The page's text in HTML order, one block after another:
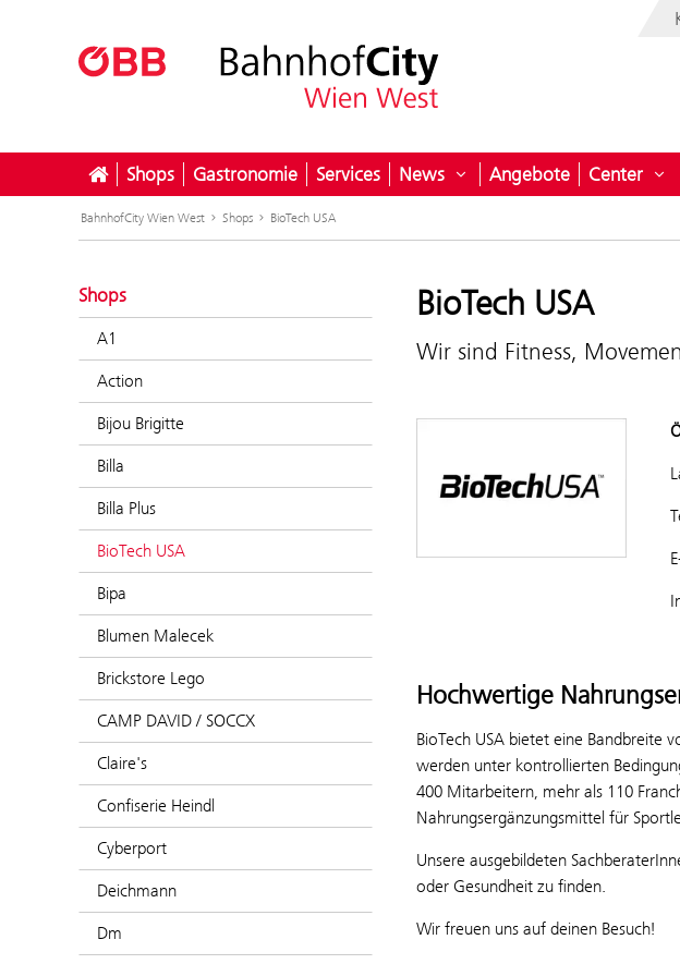
Shops Gastronomie Services News Untermenü öffnen für News
Angebote Center
BahnhofCity Wien West Shops BioTech USA
Shops
A1
Action
Bijou Brigitte
Billa
Billa Plus
BioTech USA
Bipa
Blumen Malecek
Brickstore Lego
CAMP DAVID / SOCCX
Claire's
Confiserie Heindl
Cyberport
Deichmann
Dm
BioTech USA
Wir sind Fitness,
Hochwertige
BioTech USA bietet eine Bandbreite
werden unter kontrollierten
400 Mitarbeitern, mehr als 110
Nahrungsergänzungsmittel für
Unsere ausgebildeten
oder Gesundheit zu finden.
Wir freuen uns auf deinen Besuch!